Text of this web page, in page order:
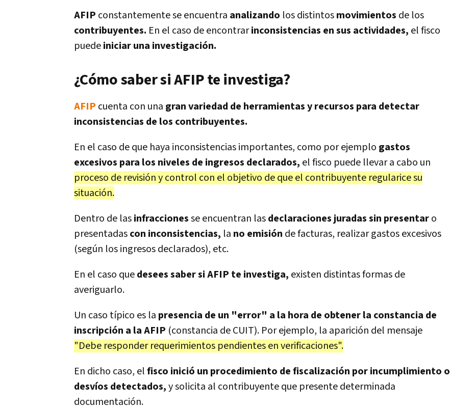
AFIP constantemente se encuentra analizando los distintosmovimientos de los
contribuyentes. En el caso de encontrarinconsistencias en sus actividades, el fisco
puedeiniciar una investigación.
¿Cómo saber si AFIP te investiga?
AFIP cuenta con una gran variedad de herramientas y recursos para detectar
inconsistencias de los contribuyentes.
En el caso de que haya inconsistencias importantes, como por ejemplo gastos
excesivos para los niveles de ingresos declarados, el fisco puede llevar a cabo un
proceso de revisión y control con el objetivo de que el contribuyente regularice su
situación.
Dentro de lasinfraccionesse encuentran lasdeclaraciones juradas sin presentaro
presentadascon inconsistencias, la no emisión de facturas, realizar gastos excesivos
(según los ingresos declarados), etc.
En el caso quedesees saber si AFIP te investiga, existen distintas formas de
averiguarlo.
Un caso típico es la presencia de un "error" a la hora de obtener la constancia de
inscripción a la AFIP (constancia de CUIT). Por ejemplo, la aparición del mensaje
"Debe responder requerimientos pendientes en verificaciones".
En dicho caso, elfisco inició un procedimiento de fiscalización por incumplimiento o
desvíos detectados,y solicita al contribuyente que presente determinada
documentación.